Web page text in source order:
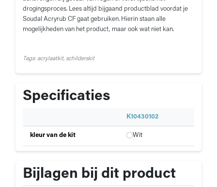
drogingsproces. Lees altijd bijgaand productblad voordat je
Soudal Acryrub CF gaat gebruiken. Hierin staan alle
mogelijkheden van het product, maar ook wat niet kan.
Tags: acrylaatkit, schilderskit
Specificaties
Soudal
CF2
p
e
c
f
i
K10430102
kleur van de kit Wit
Bijlagen bij dit product